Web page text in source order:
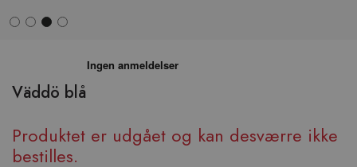
Väddö blå
Produktet er udgået og kan desværre ikke
bestilles.
begyndelsen
af